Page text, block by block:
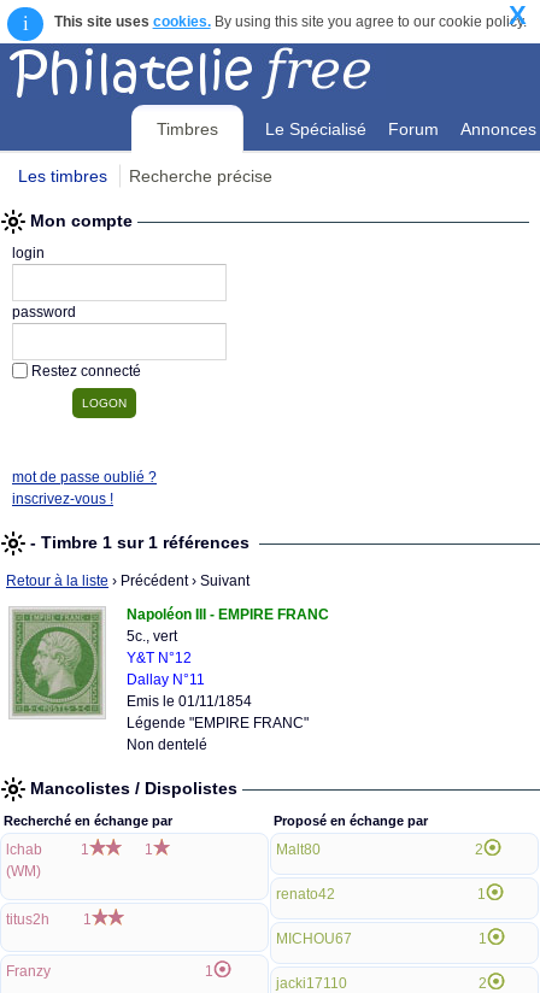
i This site uses cookies.By using this site you agree to our cookie policy.
X
Timbres Le Spécialisé Forum Annonces
Les timbres Recherche précise
Mon compte
login
password
Restez connecté
mot de passe oublié ?
inscrivez-vous !
- Timbre 1 sur 1 références
Retour à la liste › Précédent› Suivant
Napoléon III - EMPIRE FRANC
5c., vert
Y&T N°12
Dallay N°11
Emis le 01/11/1854
Légende "EMPIRE FRANC"
Non dentelé
Mancolistes / Dispolistes
Recherché en échange par
lchab
(WM)
1 1
titus2h 1
Franzy 1
Proposé en échange par
Malt80 2
renato42 1
MICHOU67 1
jacki17110 2